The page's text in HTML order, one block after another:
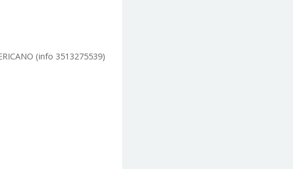
(info 3513275539)